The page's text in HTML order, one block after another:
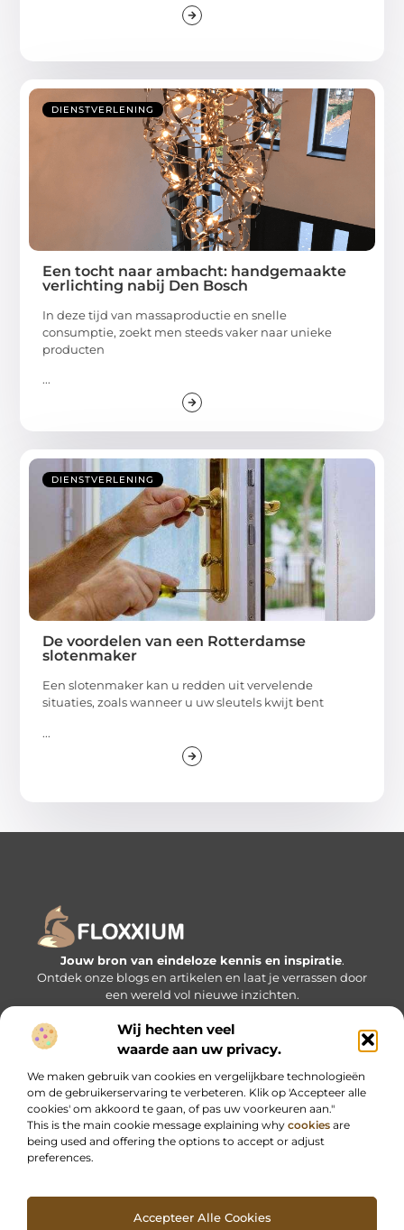
Wij hechten veel
waarde aan uw privacy.
We maken gebruik van cookies en vergelijkbare technologieën
om de gebruikerservaring te verbeteren. Klik op 'Accepteer alle
cookies' om akkoord te gaan, of pas uw voorkeuren aan."
This is the main cookie message explaining why cookies are
being used and offering the options to accept or adjust
preferences.
Accepteer Alle Cookies
DIENSTVERLENING
Een tocht naar ambacht: handgemaakte
verlichting nabij Den Bosch
In deze tijd van massaproductie en snelle
consumptie, zoekt men steeds vaker naar unieke
producten
...
DIENSTVERLENING
De voordelen van een Rotterdamse
slotenmaker
Een slotenmaker kan u redden uit vervelende
situaties, zoals wanneer u uw sleutels kwijt bent
...
Jouw bron van eindeloze kennis en inspiratie.
Ontdek onze blogs en artikelen en laat je verrassen door
een wereld vol nieuwe inzichten.
Bericht categorie
Onze informatie
Website index Cookiebeleid (EU)